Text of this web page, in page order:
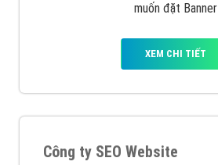
muốn đặt Banner
XEM CHI TIẾT
Công ty SEO Website